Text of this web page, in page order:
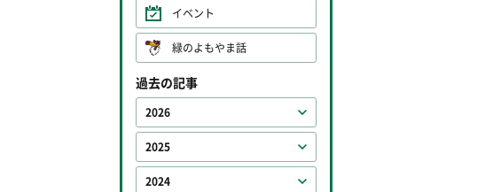
イベント
緑のよもやま話
過去の記事
2026
2025
2024